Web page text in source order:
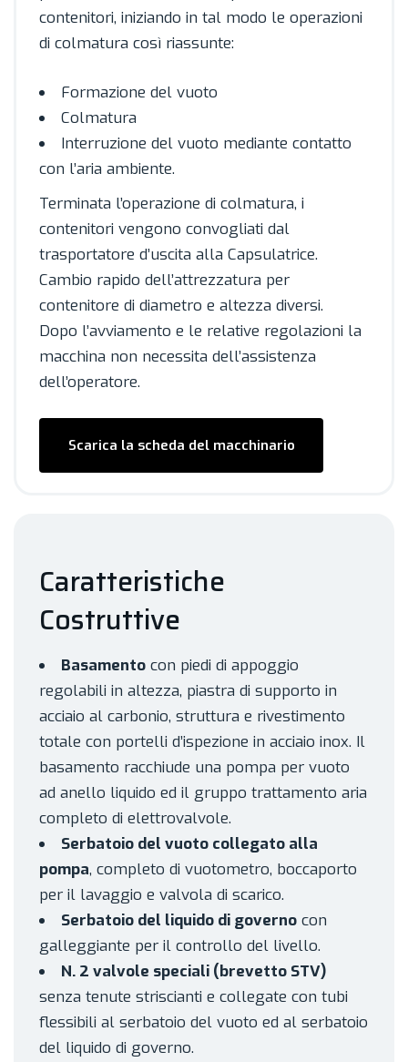
contenitori, iniziando in tal modo le operazioni
di colmatura così riassunte:
Formazione del vuoto
Colmatura
Interruzione del vuoto mediante contatto
con l’aria ambiente.
Terminata l’operazione di colmatura, i
contenitori vengono convogliati dal
trasportatore d’uscita alla Capsulatrice.
Cambio rapido dell’attrezzatura per
contenitore di diametro e altezza diversi.
Dopo l’avviamento e le relative regolazioni la
macchina non necessita dell’assistenza
dell’operatore.
Scarica la scheda del macchinario
Caratteristiche
Costruttive
Basamento con piedi di appoggio
regolabili in altezza, piastra di supporto in
acciaio al carbonio, struttura e rivestimento
totale con portelli d’ispezione in acciaio inox. Il
basamento racchiude una pompa per vuoto
ad anello liquido ed il gruppo trattamento aria
completo di elettrovalvole.
Serbatoio del vuoto collegato alla
pompa, completo di vuotometro, boccaporto
per il lavaggio e valvola di scarico.
Serbatoio del liquido di governo con
galleggiante per il controllo del livello.
N. 2 valvole speciali (brevetto STV)
senza tenute striscianti e collegate con tubi
flessibili al serbatoio del vuoto ed al serbatoio
del liquido di governo.